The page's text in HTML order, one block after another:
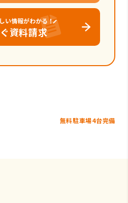
い情報がわかる！
資料請求
無料駐車場4台完備